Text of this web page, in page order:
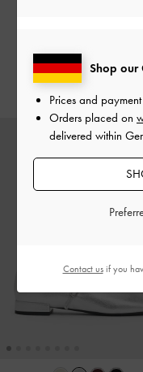
79,00 €Shop our
Prices and
Orders placed on
delivered within
Contact usif you